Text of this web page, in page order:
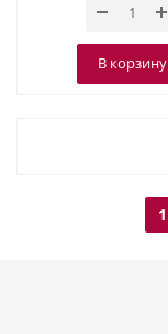
В корзину
1